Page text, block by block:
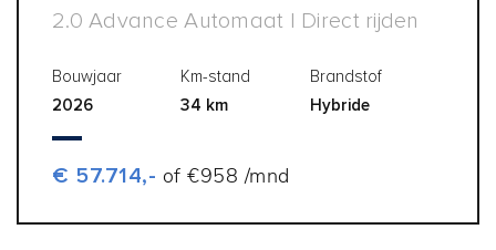
2.0 Advance Automaat | Direct rijden
Bouwjaar
2026
Km-stand
34 km
Brandstof
Hybride
€ 57.714,- of €958 /mnd